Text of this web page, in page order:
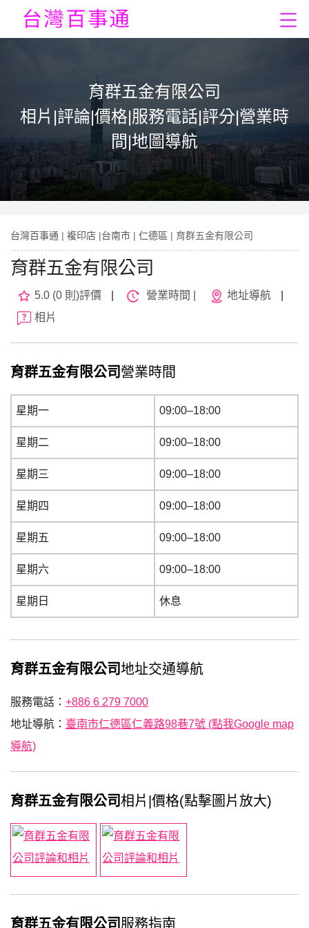
育群五金有限公司
相片|評論|價格|服務電話|評分|營業時
間|地圖導航
台灣百事通 | 複印店 |台南市 | 仁德區 | 育群五金有限公司
育群五金有限公司
5.0 (0 則)評價 營業時間 | 地址導航
相片
育群五金有限公司 營業時間
星期一 09:00–18:00
星期二 09:00–18:00
星期三 09:00–18:00
星期四 09:00–18:00
星期五 09:00–18:00
星期六 09:00–18:00
星期日 休息
育群五金有限公司 地址交通導航
服務電話： +886 6 279 7000
地址導航： 臺南市仁德區仁義路98巷7號 (點我Google map
導航)
育群五金有限公司 相片|價格(點擊圖片放大)
育群五金有限公司 服務指南